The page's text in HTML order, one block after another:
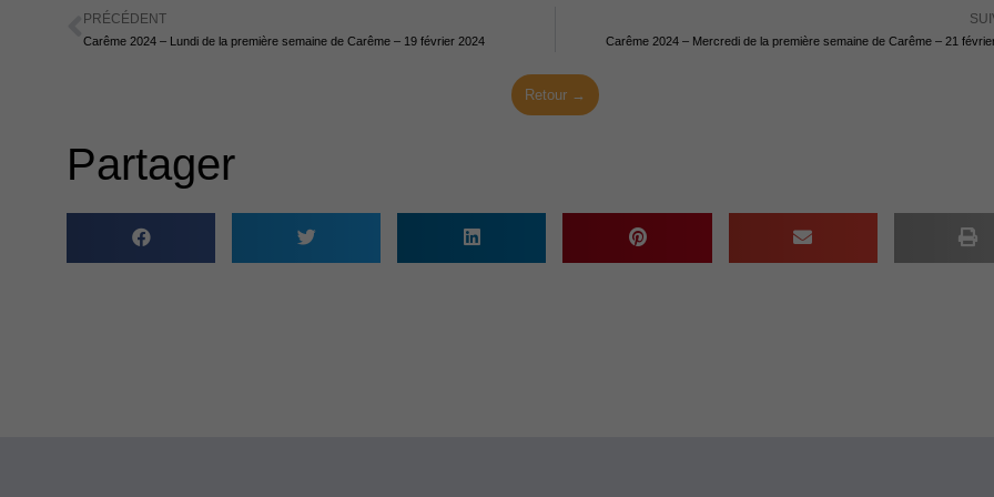
Précédent
PRÉCÉDENT
Carême 2024 – Lundi de la première semaine de Carême – 19 février 2024 Carême 2024 – Mercredi de la première semaine de Carême – 21
Retour →
Partager